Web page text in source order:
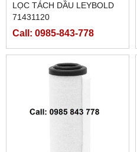
LỌC TÁCH DẦU LEYBOLD
71431120
Call: 0985-843-778